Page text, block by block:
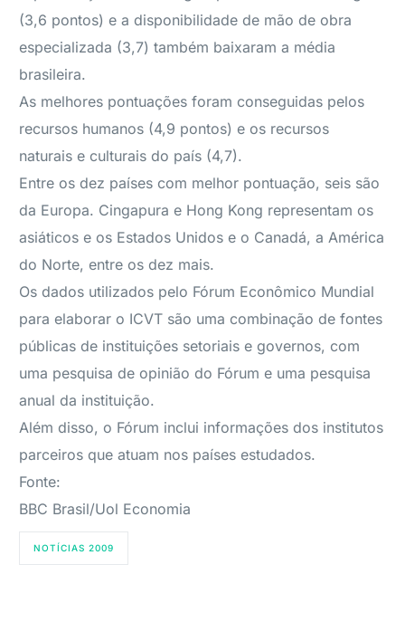
(3,6 pontos) e a disponibilidade de mão de obra
especializada (3,7) também baixaram a média
brasileira.
As melhores pontuações foram conseguidas pelos
recursos humanos (4,9 pontos) e os recursos
naturais e culturais do país (4,7).
Entre os dez países com melhor pontuação, seis são
da Europa. Cingapura e Hong Kong representam os
asiáticos e os Estados Unidos e o Canadá, a América
do Norte, entre os dez mais.
Os dados utilizados pelo Fórum Econômico Mundial
para elaborar o ICVT são uma combinação de fontes
públicas de instituições setoriais e governos, com
uma pesquisa de opinião do Fórum e uma pesquisa
anual da instituição.
Além disso, o Fórum inclui informações dos institutos
parceiros que atuam nos países estudados.
Fonte:
BBC Brasil/Uol Economia
NOTÍCIAS 2009